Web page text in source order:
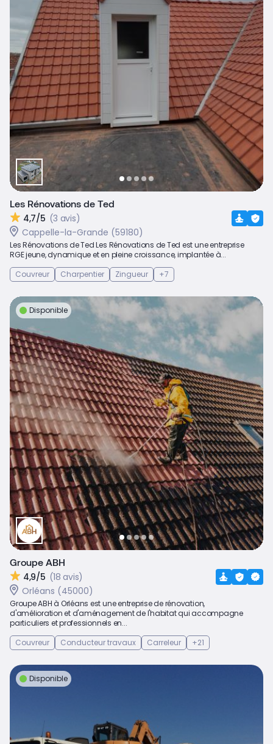
Les Rénovations de Ted
4,7/5 (3 avis)
Cappelle-la-Grande (59180)
Les Rénovations de Ted Les Rénovations de Ted est une entreprise
RGE jeune, dynamique et en pleine croissance, implantée à...
Couvreur
Charpentier Zingueur +7
Disponible
Groupe ABH
4,9/5 (18 avis)
Orléans (45000)
Groupe ABH à Orléans est une entreprise de rénovation,
d'amélioration et d'aménagement de l'habitat qui accompagne
particuliers et professionnels en...
Couvreur
Conducteur travaux Carreleur +21
Disponible